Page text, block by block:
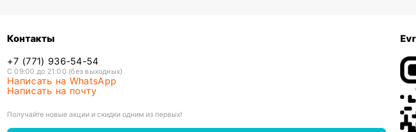
Контакты
+7 (771) 936-54-54
С 09:00 до 21:00 (без выходных)
Написать на WhatsApp
Написать на почту
Получайте новые акции и скидки одним из первых!